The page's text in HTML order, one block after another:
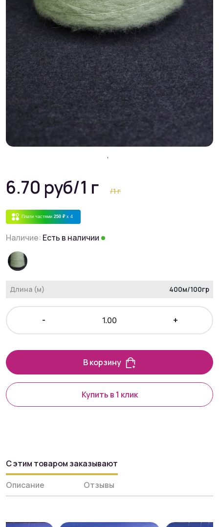
6.70 руб/1 г /1 г
Плати частями 250 ₽ x 4
Наличие: Есть в наличии
Длина (м) 400м/100гр
- +
В корзину
Купить в 1 клик
С этим товаром заказывают
Описание
Отзывы